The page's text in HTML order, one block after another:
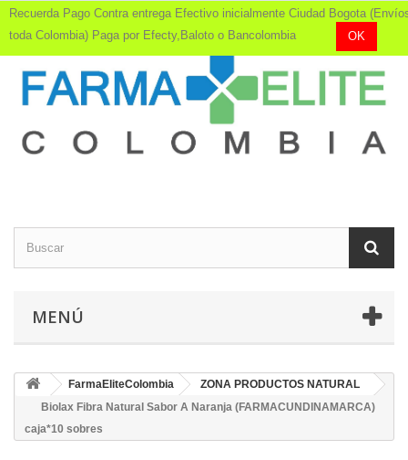
MENÚ
FarmaEliteColombia
ZONA PRODUCTOS NATURAL
Biolax Fibra Natural Sabor A Naranja (FARMACUNDINAMARCA)
caja*10 sobres
Recuerda Pago Contra entrega Efectivo inicialmente Ciudad Bogota
toda Colombia) Paga por Efecty,Baloto o Bancolombia
OK